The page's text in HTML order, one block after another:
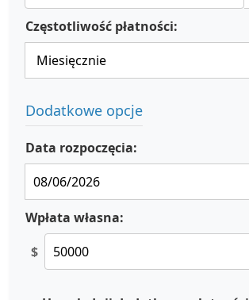
Częstotliwość płatności:
Dodatkowe opcje
Data rozpoczęcia:
Wpłata własna:
$